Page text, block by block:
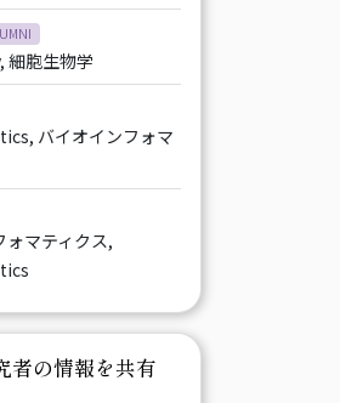
胞生物学
バイオインフォマ
ォマティクス,
者の情報を共有